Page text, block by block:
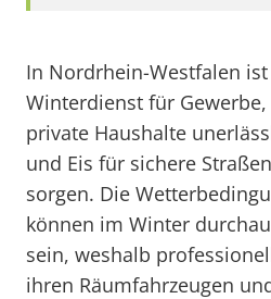
In Nordrhein-Westfalen
Winterdienst für
private Haushalte
und Eis für sichere
sorgen. Die
können im Winter
sein, weshalb
ihren Räumfahrzeugen